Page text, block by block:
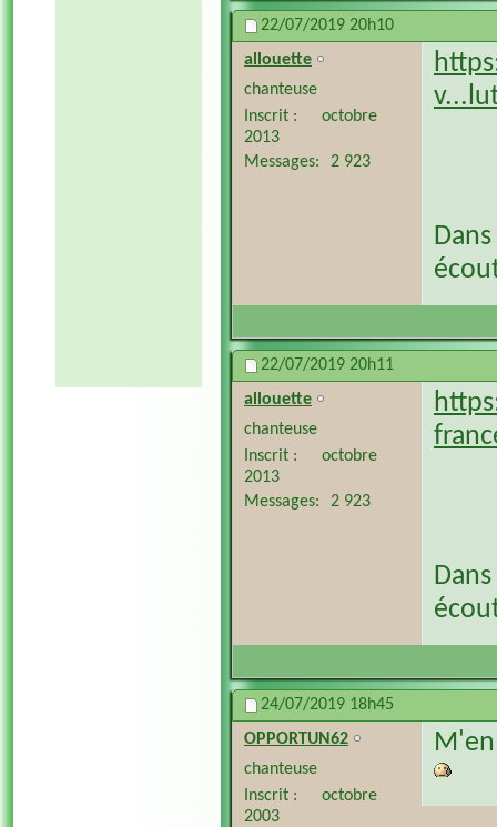
22/07/2019 20h10
allouette
chanteuse
Inscrit
octobre
2013
Messages
2 923
22/07/2019 20h11
allouette
chanteuse
Inscrit
octobre
2013
Messages
2 923
24/07/2019 18h45
OPPORTUN62
chanteuse
Inscrit
octobre
2003